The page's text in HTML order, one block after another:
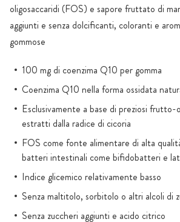
oligosaccaridi (FOS) e sapore fruttato di
aggiunti e senza dolcificanti, coloranti e
gommose
100 mg di coenzima Q10 per gomma
Coenzima Q10 nella forma ossidata
Esclusivamente a base di preziosi
estratti dalla radice di cicoria
FOS come fonte alimentare di alta
batteri intestinali come bifidobatteri e
Indice glicemico relativamente basso
Senza maltitolo, sorbitolo o altri alcoli di
Senza zuccheri aggiunti e acido citrico